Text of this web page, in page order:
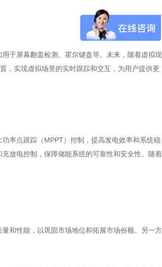
于屏幕翻盖检测、霍尔键盘等。未来，随着虚拟现
，实现虚拟场景的实时跟踪和交互，为用户提供更
率点跟踪（MPPT）控制，提高发电效率和系统稳
放电控制，保障储能系统的可靠性和安全性。随着
和性能，以巩固市场地位和拓展市场份额。另一方